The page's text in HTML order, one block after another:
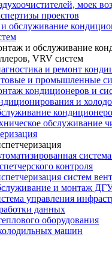
моек
проектов
обслуживание
и обслуживание
VRV систем
и ремонт
и промышленные
кондиционеров и
и
обслуживание
контроля
систем
и монтаж
управления
данных
оборудования
машин